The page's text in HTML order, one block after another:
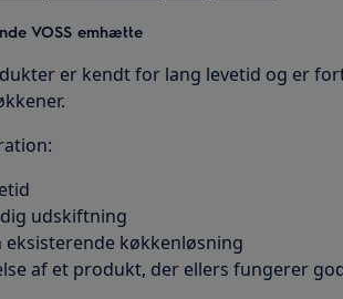
VOSS emhætte
er kendt for lang levetid og er
udskiftning
eksisterende køkkenløsning
af et produkt, der ellers fungerer